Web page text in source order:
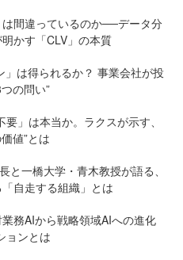
間違っているのか──データ分
かす「CLV」の本質
」は得られるか？ 事業会社が投
の問い”
要」は本当か。ラクスが示す、
値”とは
と一橋大学・青木教授が語る、
自走する組織」とは
務AIから戦略領域AIへの進化
ョンとは